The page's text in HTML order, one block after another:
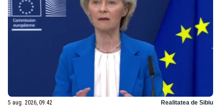
5 aug. 2026, 09:42 Realitatea de Sibiu